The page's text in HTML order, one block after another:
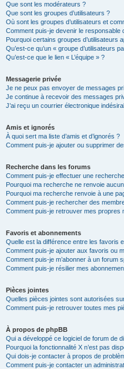
Que sont les modérateurs ?
Que sont les groupes d’utilisateurs ?
Où sont les groupes d’utilisateurs et
Comment puis-je devenir le responsable
Pourquoi certains groupes d’utilisateurs
Qu’est-ce qu’un « groupe d’utilisateurs
Qu’est-ce que le lien « L’équipe » ?
Messagerie privée
Je ne peux pas envoyer de messages
Je continue à recevoir des messages
J’ai reçu un courrier électronique
Amis et ignorés
À quoi sert ma liste d’amis et d’ignorés ?
Comment puis-je ajouter ou supprimer
Recherche dans les forums
Comment puis-je effectuer une
Pourquoi ma recherche ne renvoie
Pourquoi ma recherche renvoie à une
Comment puis-je rechercher des
Comment puis-je retrouver mes propres
Favoris et abonnements
Quelle est la différence entre les favoris
Comment puis-je ajouter aux favoris ou
Comment puis-je m’abonner à un forum
Comment puis-je résilier mes
Pièces jointes
Quelles pièces jointes sont autorisées
Comment puis-je retrouver toutes mes
À propos de phpBB
Qui a développé ce logiciel de forum de
Pourquoi la fonctionnalité X n’est pas
Qui dois-je contacter à propos de
Comment puis-je contacter un